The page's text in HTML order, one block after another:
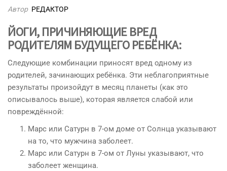
Автор РЕДАКТОР
ЙОГИ, ПРИЧИНЯЮЩИЕ ВРЕД
РОДИТЕЛЯМ БУДУЩЕГО РЕБЁНКА:
Следующие комбинации приносят вред одному из
родителей, зачинающих ребёнка. Эти неблагоприятные
результаты произойдут в месяц планеты (как это
описывалось выше), которая является слабой или
повреждённой:
Марс или Сатурн в 7-ом доме от Солнца указывают
на то, что мужчина заболеет.
Марс или Сатурн в 7-ом от Луны указывают, что
заболеет женщина.